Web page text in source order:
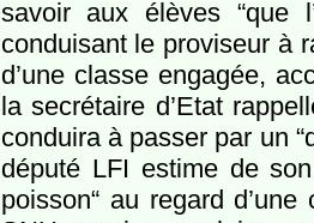
savoir aux élèves “que
conduisant le proviseur à
d’une classe engagée,
la secrétaire d’Etat
conduira à passer par un
député LFI estime de
poisson“ au regard